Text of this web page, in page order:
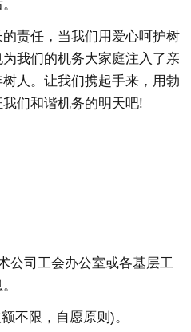
责任，当我们用爱心呵护树
我们的机务大家庭注入了亲
人。让我们携起手来，用勃
们和谐机务的明天吧!
公司工会办公室或各基层工
不限，自愿原则)。